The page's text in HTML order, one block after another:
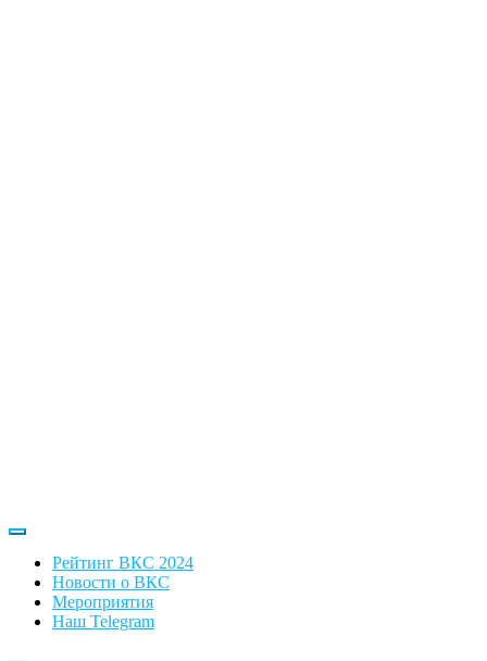
Рейтинг ВКС 2024
Новости о ВКС
Мероприятия
Наш Telegram